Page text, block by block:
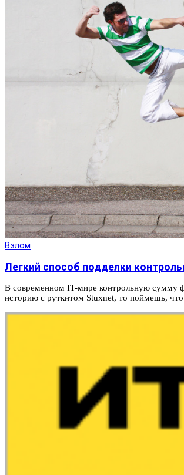
Взлом
Легкий способ подделки
В современном IT-мире контрольную сумму
историю с руткитом Stuxnet, то поймешь,